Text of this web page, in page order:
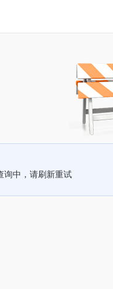
询中，请刷新重试